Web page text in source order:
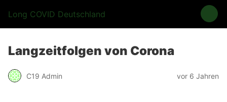
Long COVID Deutschland
Langzeitfolgen von Corona
C19 Admin vor 6 Jahren